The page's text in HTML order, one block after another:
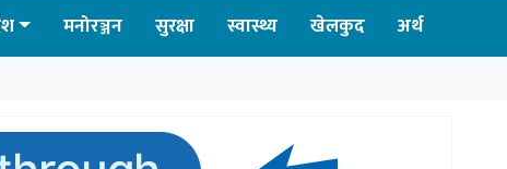
मनोरञ्जन सुरक्षा स्वास्थ्य खेलकुद अर्थ